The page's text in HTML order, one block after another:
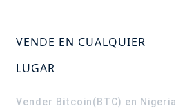
VENDE EN CUALQUIER
LUGAR
Vender Bitcoin(BTC) en Nigeria